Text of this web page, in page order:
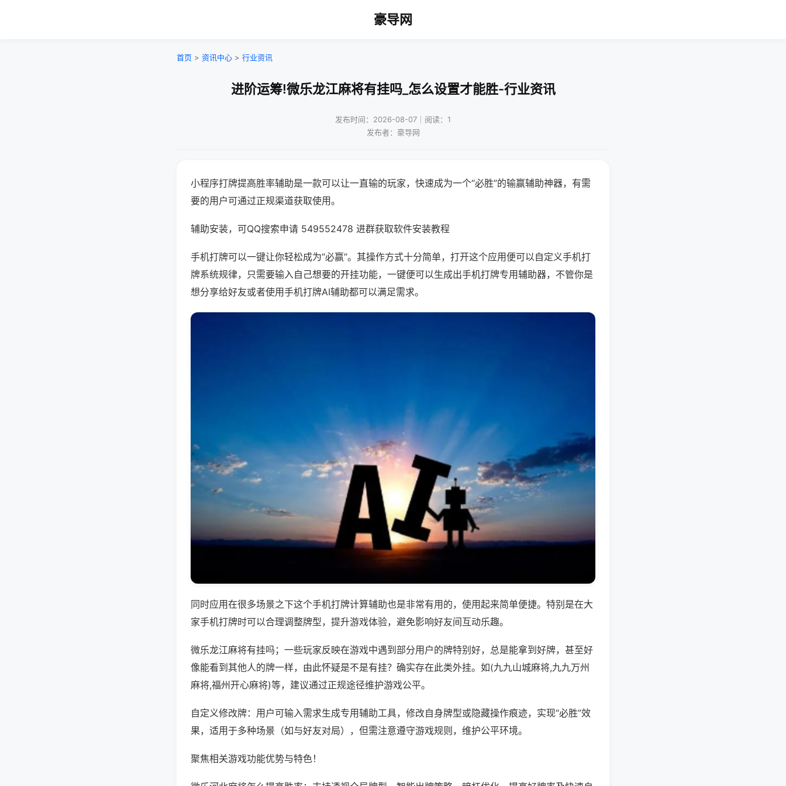
豪导网
首页 > 资讯中心 > 行业资讯
进阶运筹!微乐龙江麻将有挂吗_怎么设置才能胜-行业资讯
发布时间：2026-08-07｜阅读：1
发布者：豪导网
小程序打牌提高胜率辅助是一款可以让一直输的玩家，快速成为一个“必胜”的输赢辅助神器，有需
要的用户可通过正规渠道获取使用。
辅助安装，可QQ搜索申请 549552478 进群获取软件安装教程
手机打牌可以一键让你轻松成为“必赢”。其操作方式十分简单，打开这个应用便可以自定义手机打
牌系统规律，只需要输入自己想要的开挂功能，一键便可以生成出手机打牌专用辅助器，不管你是
想分享给好友或者使用手机打牌AI辅助都可以满足需求。
同时应用在很多场景之下这个手机打牌计算辅助也是非常有用的，使用起来简单便捷。特别是在大
家手机打牌时可以合理调整牌型，提升游戏体验，避免影响好友间互动乐趣。
微乐龙江麻将有挂吗；一些玩家反映在游戏中遇到部分用户的牌特别好，总是能拿到好牌，甚至好
像能看到其他人的牌一样，由此怀疑是不是有挂？确实存在此类外挂。如(九九山城麻将,九九万州
麻将,福州开心麻将)等，建议通过正规途径维护游戏公平。
自定义修改牌：用户可输入需求生成专用辅助工具，修改自身牌型或隐藏操作痕迹，实现“必胜”效
果，适用于多种场景（如与好友对局），但需注意遵守游戏规则，维护公平环境。
聚焦相关游戏功能优势与特色！